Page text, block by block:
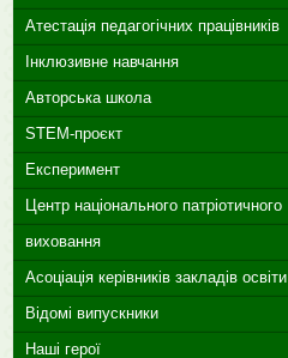
Атестація педагогічних працівників
Інклюзивне навчання
Авторська школа
STEM-проєкт
Експеримент
Центр національного патріотичного
виховання
Асоціація керівників закладів освіти
Відомі випускники
Наші герої